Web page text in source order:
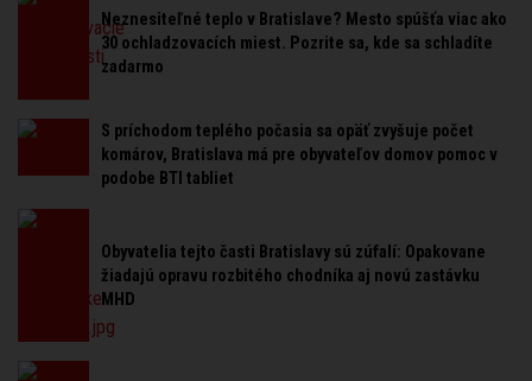
Neznesiteľné teplo v Bratislave? Mesto spúšťa viac ako
30 ochladzovacích miest. Pozrite sa, kde sa schladíte
zadarmo
S príchodom teplého počasia sa opäť zvyšuje počet
komárov, Bratislava má pre obyvateľov domov pomoc v
podobe BTI tabliet
Obyvatelia tejto časti Bratislavy sú zúfalí: Opakovane
žiadajú opravu rozbitého chodníka aj novú zastávku
MHD